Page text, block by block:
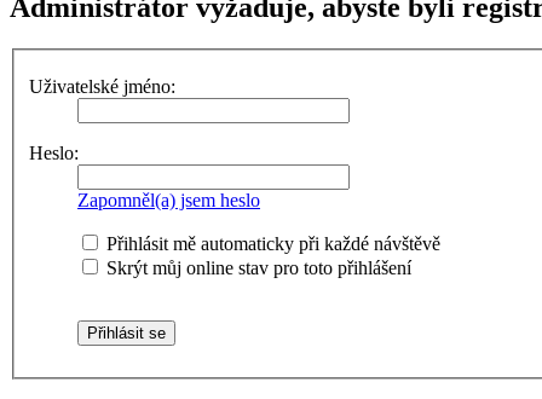
Administrátor vyžaduje, abyste byli
Uživatelské jméno:
Heslo:
Zapomněl(a) jsem heslo
Přihlásit mě automaticky při každé návštěvě
Skrýt můj online stav pro toto přihlášení